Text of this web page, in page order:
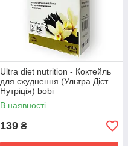
Ultra diet nutrition - Коктейль
для схуднення (Ультра Дієт
Нутріція) bobi
В наявності
139 ₴